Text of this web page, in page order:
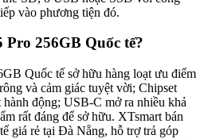
vào phương tiện đó.
Pro 256GB Quốc tế?
Quốc tế sở hữu hàng loạt ưu điểm
và cảm giác tuyệt vời; Chipset
động; USB-C mở ra nhiều khả
rất đáng để sở hữu. XTsmart bán
giá rẻ tại Đà Nẵng, hỗ trợ trả góp